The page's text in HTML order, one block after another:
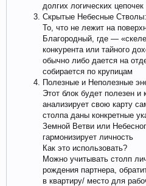
долгих логических цепочек
Скрытые Небесные Стволы:
То, что не лежит на
Благородный, где —
конкурента или тайного
обычно либо дается на
собирается по крупицам
Полезные и Неполезные
Этот блок будет полезен и
анализирует свою карту
столпа даны конкретные
Земной Ветви или
гармонизирует личность
Как это использовать?
Можно учитывать столп
рождения партнера,
в квартиру/ место для